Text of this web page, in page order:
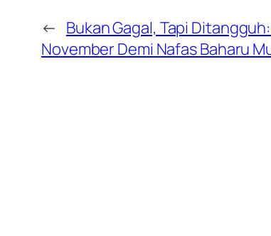
← Bukan Gagal, Tapi
November Demi Nafas Baharu